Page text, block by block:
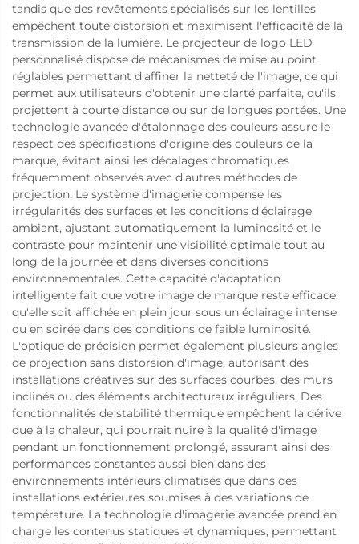
tandis que des revêtements spécialisés sur les lentilles
empêchent toute distorsion et maximisent l'efficacité de la
transmission de la lumière. Le projecteur de logo LED
personnalisé dispose de mécanismes de mise au point
réglables permettant d'affiner la netteté de l'image, ce qui
permet aux utilisateurs d'obtenir une clarté parfaite, qu'ils
projettent à courte distance ou sur de longues portées. Une
technologie avancée d'étalonnage des couleurs assure le
respect des spécifications d'origine des couleurs de la
marque, évitant ainsi les décalages chromatiques
fréquemment observés avec d'autres méthodes de
projection. Le système d'imagerie compense les
irrégularités des surfaces et les conditions d'éclairage
ambiant, ajustant automatiquement la luminosité et le
contraste pour maintenir une visibilité optimale tout au
long de la journée et dans diverses conditions
environnementales. Cette capacité d'adaptation
intelligente fait que votre image de marque reste efficace,
qu'elle soit affichée en plein jour sous un éclairage intense
ou en soirée dans des conditions de faible luminosité.
L'optique de précision permet également plusieurs angles
de projection sans distorsion d'image, autorisant des
installations créatives sur des surfaces courbes, des murs
inclinés ou des éléments architecturaux irréguliers. Des
fonctionnalités de stabilité thermique empêchent la dérive
due à la chaleur, qui pourrait nuire à la qualité d'image
pendant un fonctionnement prolongé, assurant ainsi des
performances constantes aussi bien dans des
environnements intérieurs climatisés que dans des
installations extérieures soumises à des variations de
température. La technologie d'imagerie avancée prend en
charge les contenus statiques et dynamiques, permettant